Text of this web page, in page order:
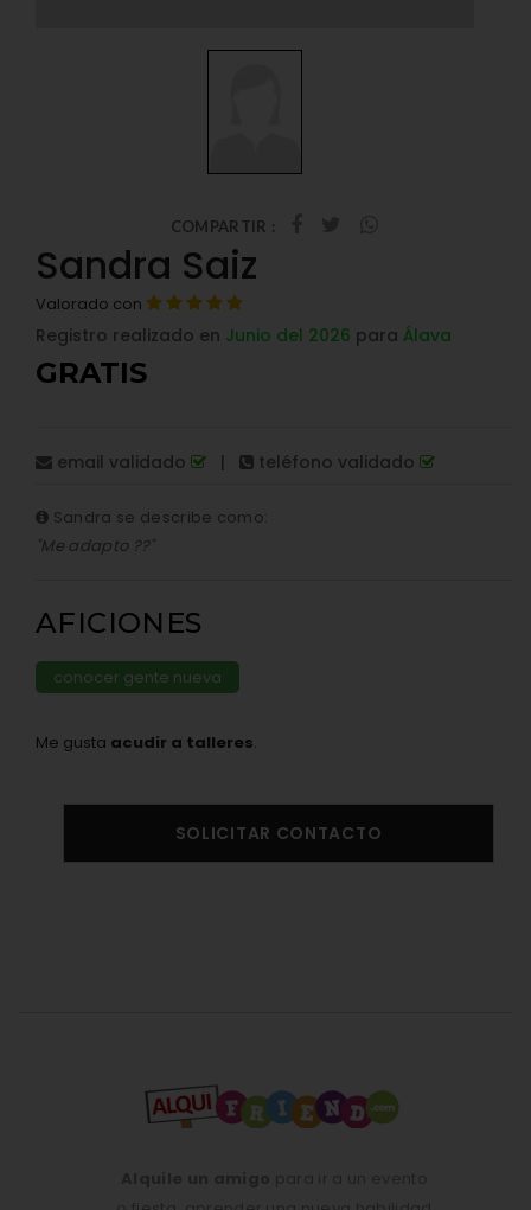
COMPARTIR :
Sandra Saiz
Valorado con
Registro realizado en Junio del 2026 para Álava
GRATIS
email validado | teléfono validado
Sandra se describe como:
"Me adapto ??"
AFICIONES
conocer gente nueva
Me gusta acudir a talleres.
SOLICITAR CONTACTO